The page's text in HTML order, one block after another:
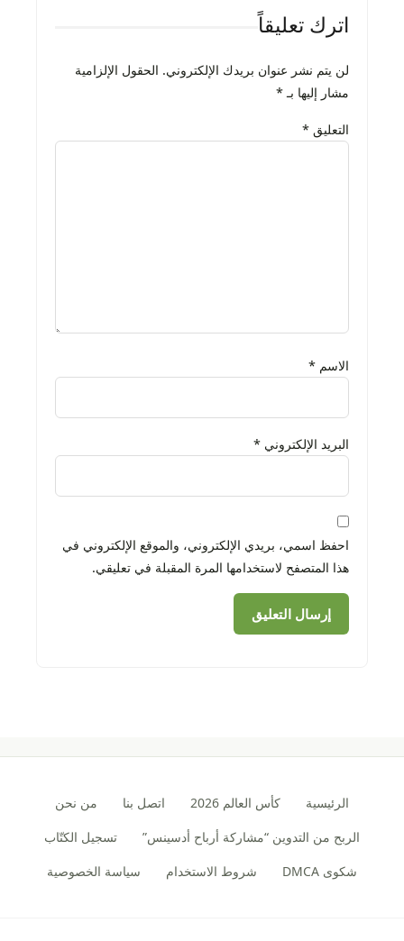
اترك تعليقاً
لن يتم نشر عنوان بريدك الإلكتروني. الحقول الإلزامية
مشار إليها بـ*
التعليق *
الاسم *
البريد الإلكتروني *
احفظ اسمي، بريدي الإلكتروني، والموقع الإلكتروني في
هذا المتصفح لاستخدامها المرة المقبلة في تعليقي.
الرئيسية كأس العالم 2026 اتصل بنا
من نحن
الربح من التدوين “مشاركة أرباح أدسينس”
تسجيل الكتّاب
شكوى DMCA
شروط الاستخدام سياسة الخصوصية